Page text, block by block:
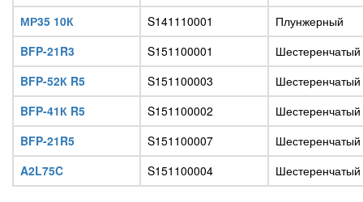
МР35 10К
S141110001
Плунжерный
BFP-21R3
S151100001
Шестеренчатый
BFP-52К R5
S151100003
Шестеренчатый
BFP-41К R5
S151100002
Шестеренчатый
BFP-21R5
S151100007
Шестеренчатый
A2L75C
S151100004 Шестеренчатый